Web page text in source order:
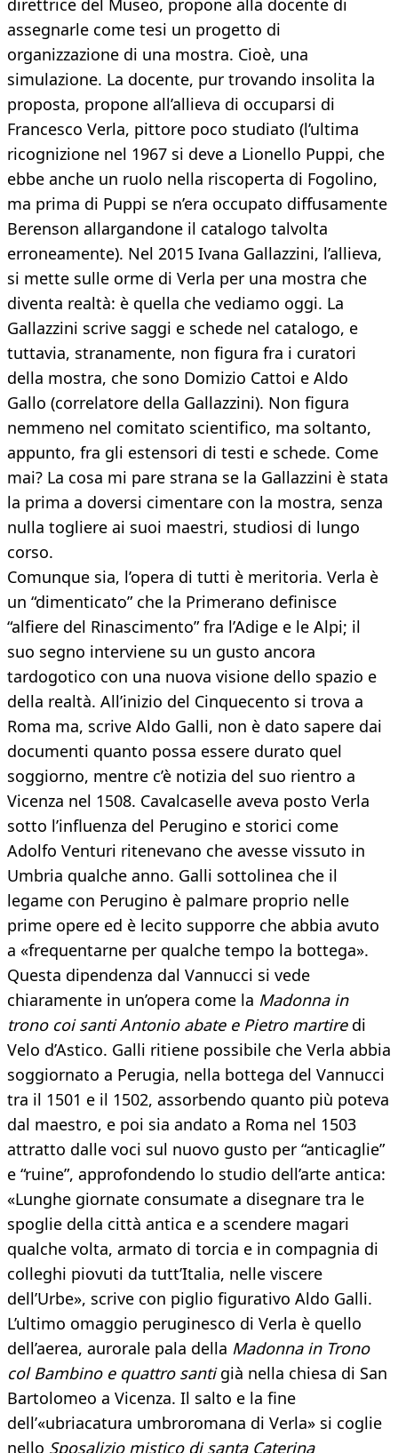
direttrice del Museo, propone alla docente di
assegnarle come tesi un progetto di
organizzazione di una mostra. Cioè, una
simulazione. La docente, pur trovando insolita la
proposta, propone all’allieva di occuparsi di
Francesco Verla, pittore poco studiato (l’ultima
ricognizione nel 1967 si deve a Lionello Puppi, che
ebbe anche un ruolo nella riscoperta di Fogolino,
ma prima di Puppi se n’era occupato diffusamente
Berenson allargandone il catalogo talvolta
erroneamente). Nel 2015 Ivana Gallazzini, l’allieva,
si mette sulle orme di Verla per una mostra che
diventa realtà: è quella che vediamo oggi. La
Gallazzini scrive saggi e schede nel catalogo, e
tuttavia, stranamente, non figura fra i curatori
della mostra, che sono Domizio Cattoi e Aldo
Gallo (correlatore della Gallazzini). Non figura
nemmeno nel comitato scientifico, ma soltanto,
appunto, fra gli estensori di testi e schede. Come
mai? La cosa mi pare strana se la Gallazzini è stata
la prima a doversi cimentare con la mostra, senza
nulla togliere ai suoi maestri, studiosi di lungo
corso.
Comunque sia, l’opera di tutti è meritoria. Verla è
un “dimenticato” che la Primerano definisce
“alfiere del Rinascimento” fra l’Adige e le Alpi; il
suo segno interviene su un gusto ancora
tardogotico con una nuova visione dello spazio e
della realtà. All’inizio del Cinquecento si trova a
Roma ma, scrive Aldo Galli, non è dato sapere dai
documenti quanto possa essere durato quel
soggiorno, mentre c’è notizia del suo rientro a
Vicenza nel 1508. Cavalcaselle aveva posto Verla
sotto l’influenza del Perugino e storici come
Adolfo Venturi ritenevano che avesse vissuto in
Umbria qualche anno. Galli sottolinea che il
legame con Perugino è palmare proprio nelle
prime opere ed è lecito supporre che abbia avuto
a «frequentarne per qualche tempo la bottega».
Questa dipendenza dal Vannucci si vede
chiaramente in un’opera come la Madonna in
trono coi santi Antonio abate e Pietro martiredi
Velo d’Astico. Galli ritiene possibile che Verla abbia
soggiornato a Perugia, nella bottega del Vannucci
tra il 1501 e il 1502, assorbendo quanto più poteva
dal maestro, e poi sia andato a Roma nel 1503
attratto dalle voci sul nuovo gusto per “anticaglie”
e “ruine”, approfondendo lo studio dell’arte antica:
«Lunghe giornate consumate a disegnare tra le
spoglie della città antica e a scendere magari
qualche volta, armato di torcia e in compagnia di
colleghi piovuti da tutt’Italia, nelle viscere
dell’Urbe», scrive con piglio figurativo Aldo Galli.
L’ultimo omaggio peruginesco di Verla è quello
dell’aerea, aurorale pala della Madonna in Trono
col Bambino e quattro santigià nella chiesa di San
Bartolomeo a Vicenza. Il salto e la fine
dell’«ubriacatura umbroromana di Verla» si coglie
nello Sposalizio mistico di santa Caterina